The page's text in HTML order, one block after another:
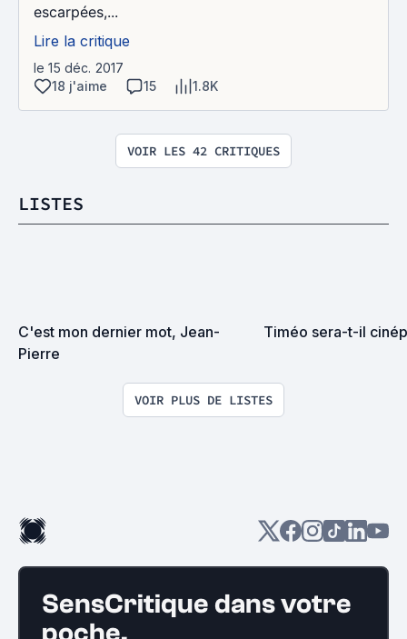
escarpées,...
Lire la critique
le 15 déc. 2017
18 j'aime
15 1.8K
VOIR LES 42 CRITIQUES
LISTES
C'est mon dernier mot, Jean-
Pierre
Timéo sera-t-il
VOIR PLUS DE LISTES
SensCritique dans votre
poche.